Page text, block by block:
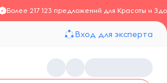
Более 217 123 предложений для Красоты и
Вход для эксперта